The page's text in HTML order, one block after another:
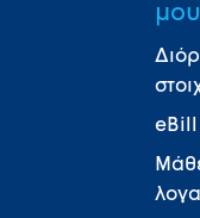
μου
eBill